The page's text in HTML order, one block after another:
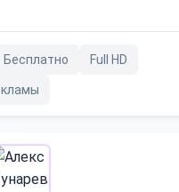
Бесплатно Full HD